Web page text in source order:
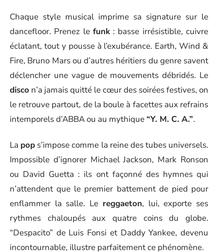
Chaque style musical imprime sa signature sur le
dancefloor. Prenez le funk: basse irrésistible, cuivre
éclatant, tout y pousse à l’exubérance. Earth, Wind &
Fire, Bruno Mars ou d’autres héritiers du genre savent
déclencher une vague de mouvements débridés. Le
disco n’a jamais quitté le cœur des soirées festives, on
le retrouve partout, de la boule à facettes aux refrains
intemporels d’ABBA ou au mythique “Y. M. C. A.”.
La pop s’impose comme la reine des tubes universels.
Impossible d’ignorer Michael Jackson, Mark Ronson
ou David Guetta : ils ont façonné des hymnes qui
n’attendent que le premier battement de pied pour
enflammer la salle. Le reggaeton, lui, exporte ses
rythmes chaloupés aux quatre coins du globe.
“Despacito” de Luis Fonsi et Daddy Yankee, devenu
incontournable, illustre parfaitement ce phénomène.